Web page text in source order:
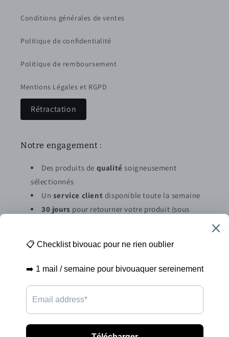
Conditions générales de ventes
Politique de confidentialité
Politique de remboursement
Mentions Légales et RGPD
Rétractation
Notre engagement :
Des produits de qualité soigneusement
sélectionnés
Un service client disponible toute la semaine
30 jours pour retourner votre produit (sous
Moyens